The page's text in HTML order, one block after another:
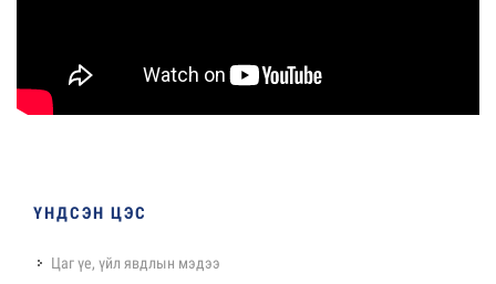
ҮНДСЭН ЦЭС
Цаг үе, үйл явдлын мэдээ